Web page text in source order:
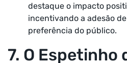
destaque o impacto
incentivando a adesão
preferência do público.
7. O Espetinho